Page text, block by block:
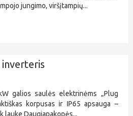
jungimo, viršįtampių...
inverteris
galios saulės elektrinėms „Plug
korpusas ir IP65 apsauga –
lauke Daugiapakopės...